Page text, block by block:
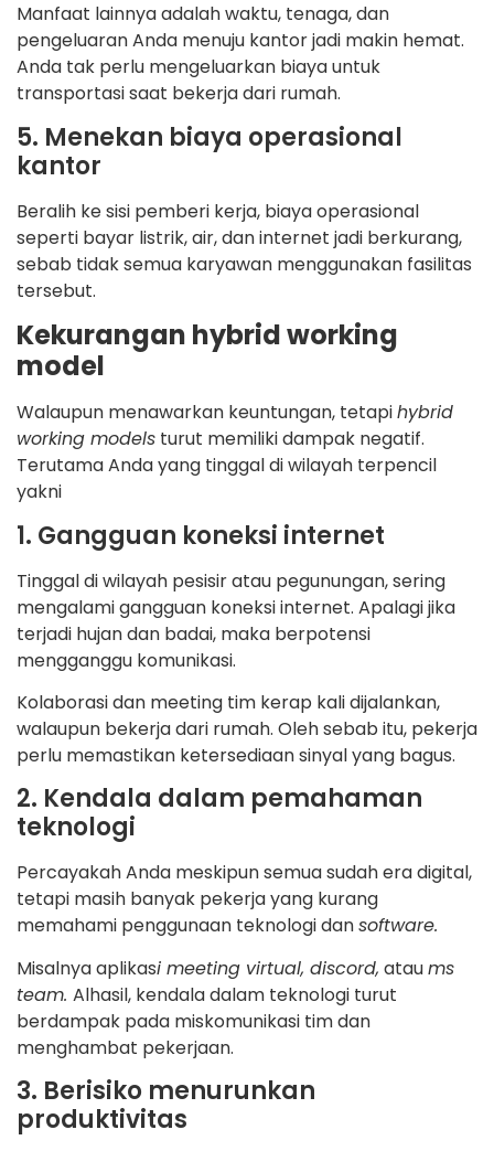
Manfaat lainnya adalah waktu, tenaga, dan
pengeluaran Anda menuju kantor jadi makin hemat.
Anda tak perlu mengeluarkan biaya untuk
transportasi saat bekerja dari rumah.
5. Menekan biaya operasional
kantor
Beralih ke sisi pemberi kerja, biaya operasional
seperti bayar listrik, air, dan internet jadi berkurang,
sebab tidak semua karyawan menggunakan fasilitas
tersebut.
Kekurangan hybrid working
model
Walaupun menawarkan keuntungan, tetapihybrid
working models turut memiliki dampak negatif.
Terutama Anda yang tinggal di wilayah terpencil
yakni
1. Gangguan koneksi internet
Tinggal di wilayah pesisir atau pegunungan, sering
mengalami gangguan koneksi internet. Apalagi jika
terjadi hujan dan badai, maka berpotensi
mengganggu komunikasi.
Kolaborasi dan meeting tim kerap kali dijalankan,
walaupun bekerja dari rumah. Oleh sebab itu, pekerja
perlu memastikan ketersediaan sinyal yang bagus.
2. Kendala dalam pemahaman
teknologi
Percayakah Anda meskipun semua sudah era digital,
tetapi masih banyak pekerja yang kurang
memahami penggunaan teknologi dansoftware.
Misalnya aplikasi meeting virtual, discord, ataums
team. Alhasil, kendala dalam teknologi turut
berdampak pada miskomunikasi tim dan
menghambat pekerjaan.
3. Berisiko menurunkan
produktivitas